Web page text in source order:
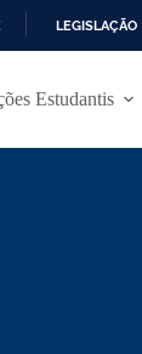
LEGISLAÇÃO
Estudantis